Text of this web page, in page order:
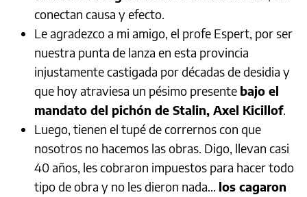
conectan causa y efecto.
Le agradezco a mi amigo, el profe Espert, por ser
nuestra punta de lanza en esta provincia
injustamente castigada por décadas de desidia y
que hoy atraviesa un pésimo presente bajo el
mandato del pichón de Stalin, Axel Kicillof.
Luego, tienen el tupé de corrernos con que
nosotros no hacemos las obras. Digo, llevan casi
40 años, les cobraron impuestos para hacer todo
tipo de obra y no les dieron nada… los cagaron